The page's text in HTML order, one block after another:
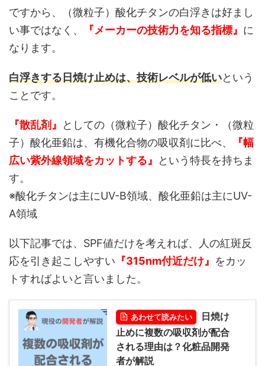
ですから、（微粒子）酸化チタンの白浮きは好まし
い事ではなく、
『メーカーの技術力を知る指標』 に
なります。
白浮きする日焼け止めは、技術レベルが低いという
ことです。
『散乱剤』
としての（微粒子）酸化チタン・（微粒
子）酸化亜鉛は、有機化合物の吸収剤に比べ、
『幅
広い紫外線領域をカットする』
という特長を持ちま
す。
※酸化チタンは主にUV-B領域、酸化亜鉛は主にUV-
A領域
以下記事では、SPF値だけを考えれば、人の紅斑反
応を引き起こしやすい 『315nm付近だけ』 をカッ
トすればよいと言いました。
あわせて読みたい
日焼け
止めに複数の吸収剤が配合
される理由は？化粧品開発
者が解説